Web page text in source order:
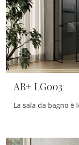
AB+ LG003